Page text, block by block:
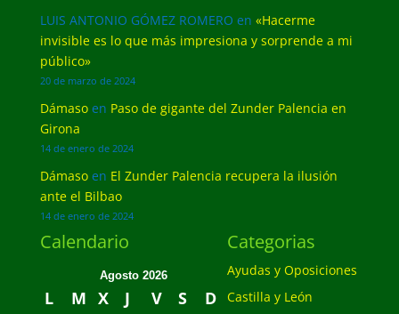
LUIS ANTONIO GÓMEZ ROMERO en «Hacerme
invisible es lo que más impresiona y sorprende a mi
público»
20 de marzo de 2024
Dámasoen Paso de gigante del Zunder Palencia en
Girona
14 de enero de 2024
Dámasoen El Zunder Palencia recupera la ilusión
ante el Bilbao
14 de enero de 2024
Calendario
Agosto 2026
L M X J V S
D
Categorias
Ayudas y Oposiciones
Castilla y León